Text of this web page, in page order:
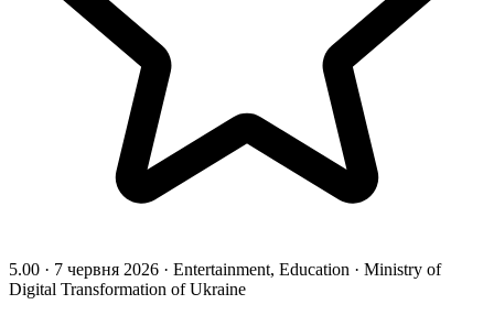
5.00 · 7 червня 2026 · Entertainment, Education · Ministry of
Digital Transformation of Ukraine